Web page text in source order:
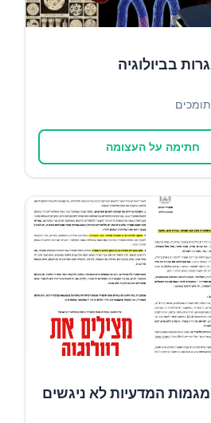
בביולוגיה
תומכים
חתימה על העצומה
המדעיות לא ניגשים